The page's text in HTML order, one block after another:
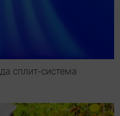
сплит-система